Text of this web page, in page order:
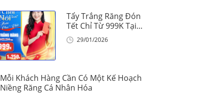
Tẩy Trắng Răng Đón
Tết Chỉ Từ 999K Tại
Nha Khoa Vinalign
29/01/2026
Mỗi Khách Hàng Cần Có Một Kế Hoạch
Niềng Răng Cá Nhân Hóa